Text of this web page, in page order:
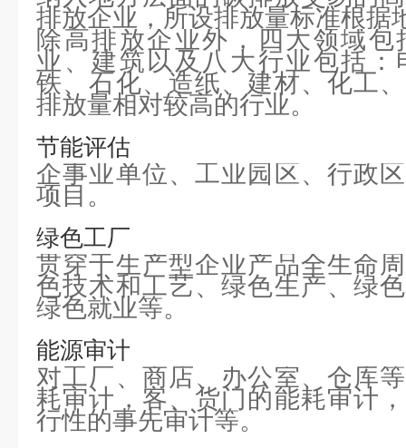
排放企业，所设排放量标准根据
除高排放企业外，四大领域
业、建筑以及八大行业包括
铁、石化、造纸、建材、化工
排放量相对较高的行业。
节能评估
企事业单位、工业园区、行政
项目。
绿色工厂
贯穿于生产型企业产品全生命
色技术和工艺、绿色生产、绿
绿色就业等。
能源审计
对工厂、商店、办公室、仓库
耗审计，客、货门的能耗审计
行性的事先审计等。